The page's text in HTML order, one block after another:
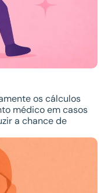
os cálculos
médico em casos
a chance de